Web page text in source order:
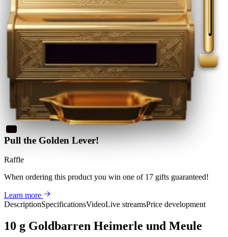
Pull the Golden Lever!
Raffle
When ordering this product you win one of 17 gifts guaranteed!
Learn more
DescriptionSpecificationsVideoLive streamsPrice development
10 g Goldbarren Heimerle und Meule